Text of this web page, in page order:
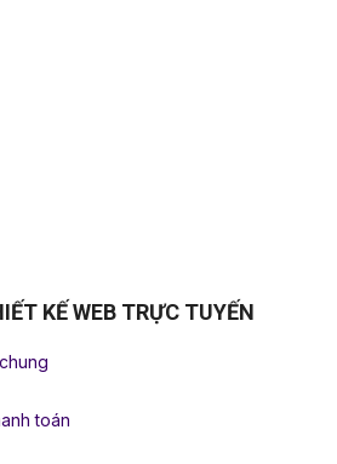
KẾ WEB TRỰC TUYẾN
toán